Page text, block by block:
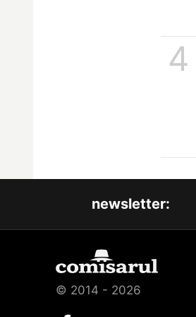
4
newsletter:
© 2014 - 2026